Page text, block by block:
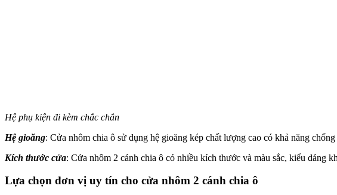
Hệ phụ kiện đi kèm chắc chắn
Hệ gioăng: Cửa nhôm chia ô sử dụng hệ gioăng kép chất lượng cao có khả năng
Kích thước cửa: Cửa nhôm 2 cánh chia ô có nhiều kích thước và màu sắc, kiểu dáng
Lựa chọn đơn vị uy tín cho cửa nhôm 2 cánh chia ô